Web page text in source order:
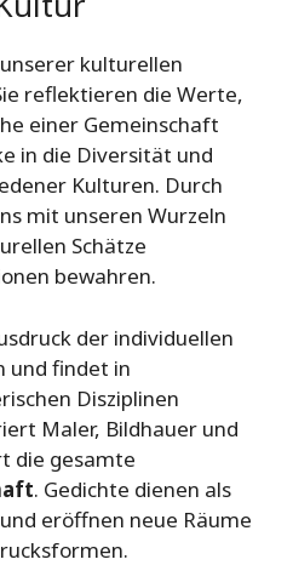
kulturellen
reflektieren die Werte,
einer Gemeinschaft
in die Diversität und
Kulturen. Durch
mit unseren Wurzeln
Schätze
bewahren.
der individuellen
und findet in
Disziplinen
Maler, Bildhauer und
die gesamte
. Gedichte dienen als
eröffnen neue Räume